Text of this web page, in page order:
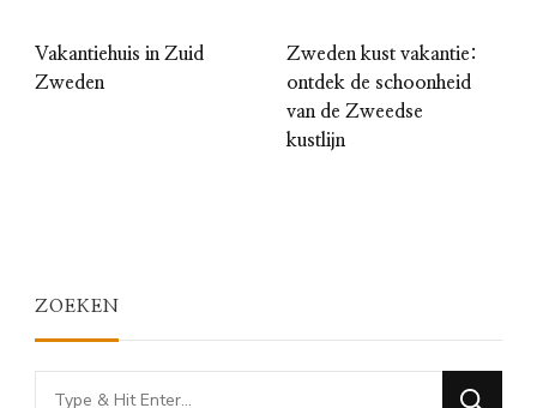
Vakantiehuis in Zuid
Zweden
Zweden kust vakantie:
ontdek de schoonheid
van de Zweedse
kustlijn
ZOEKEN
Looking